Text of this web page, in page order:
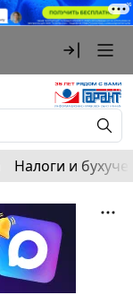
Налоги и